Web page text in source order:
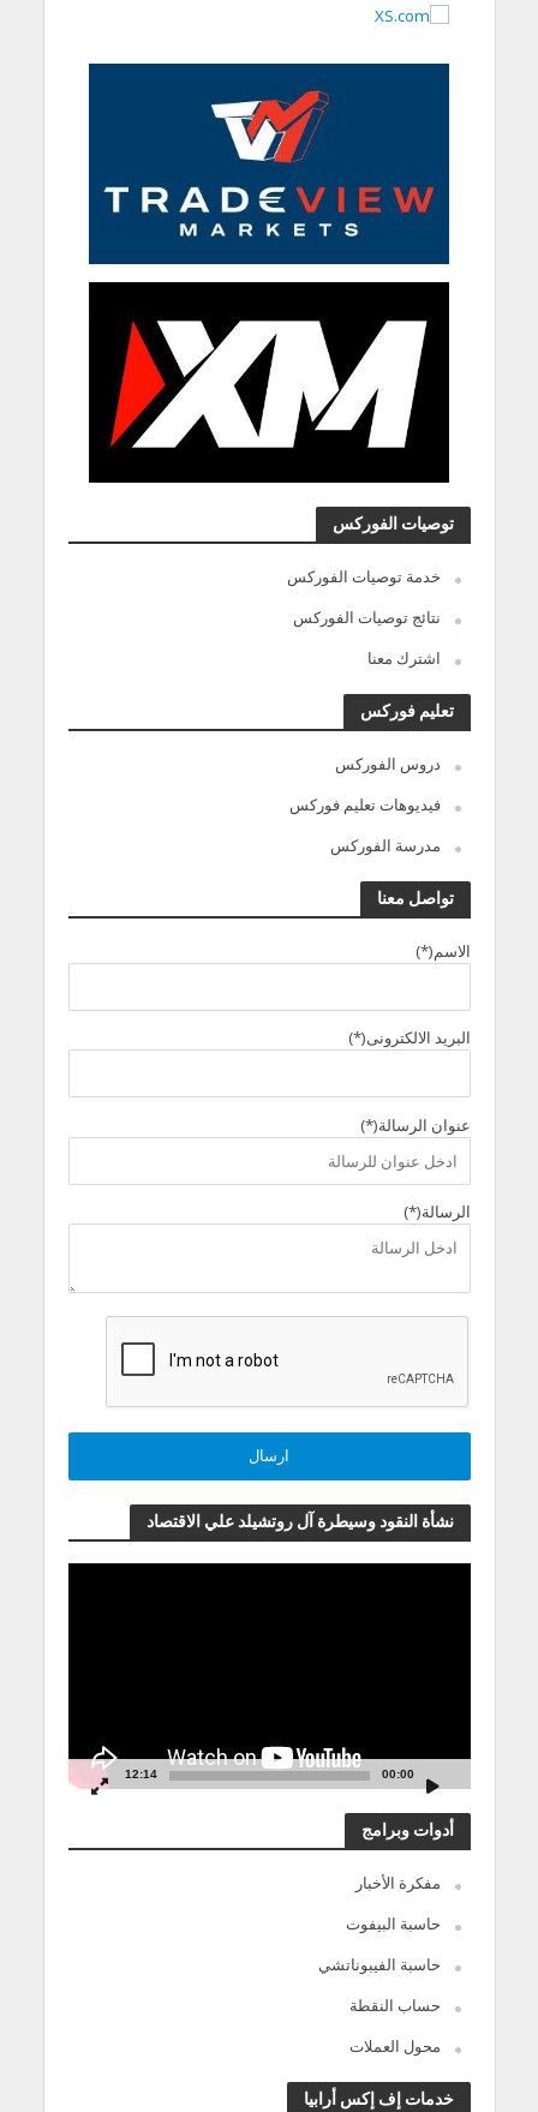
توصيات الفوركس
خدمة توصيات الفوركس
نتائج توصيات الفوركس
اشترك معنا
تعليم فوركس
دروس الفوركس
فيديوهات تعليم فوركس
مدرسة الفوركس
تواصل معنا
الاسم(*)
البريد الالكترونى(*)
عنوان الرسالة(*)
الرسالة(*)
نشأة النقود وسيطرة آل روتشيلد علي الاقتصاد
00:00
12:14
أدوات وبرامج
مفكرة الأخبار
حاسبة البيفوت
حاسبة الفيبوناتشي
حساب النقطة
محول العملات
خدمات إف إكس أرابيا